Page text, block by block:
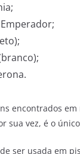
encontrados
sua vez, é o
ser usada em